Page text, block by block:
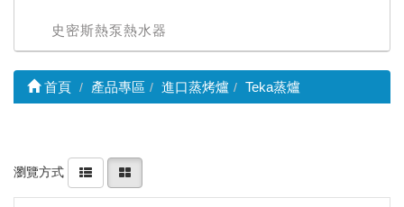
史密斯熱泵熱水器
首頁 產品專區 進口蒸烤爐 Teka蒸爐
瀏覽方式